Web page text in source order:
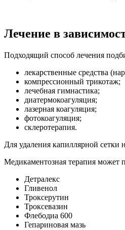
Лечение в
Подходящий способ лечения
лекарственные средства
компрессионный трикотаж;
лечебная гимнастика;
диатермокоагуляция;
лазерная коагуляция;
фотокоагуляция;
склеротерапия.
Для удаления капиллярной сетки
Медикаментозная терапия может
Детралекс
Гливенол
Троксерутин
Троксевазин
Флебодиа 600
Гепариновая мазь